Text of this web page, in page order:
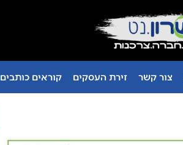
צור קשר זירת העסקים קוראים כותבים